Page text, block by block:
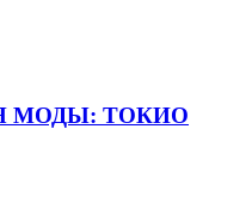
МОДЫ: ТОКИО